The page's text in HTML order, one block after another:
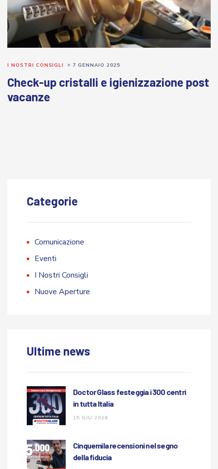
Check-up cristalli e igienizzazione post
vacanze
I NOSTRI CONSIGLI 7 GENNAIO 2025
Categorie
Comunicazione
Eventi
I Nostri Consigli
Nuove Aperture
Ultime news
Doctor Glass festeggia i 300 centri
in tutta Italia
15 GIU 2026
Cinquemila recensioni nel segno
della fiducia